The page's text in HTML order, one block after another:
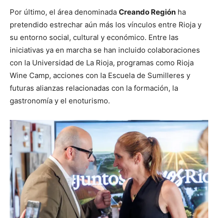
Por último, el área denominada Creando Región ha
pretendido estrechar aún más los vínculos entre Rioja y
su entorno social, cultural y económico. Entre las
iniciativas ya en marcha se han incluido colaboraciones
con la Universidad de La Rioja, programas como Rioja
Wine Camp, acciones con la Escuela de Sumilleres y
futuras alianzas relacionadas con la formación, la
gastronomía y el enoturismo.